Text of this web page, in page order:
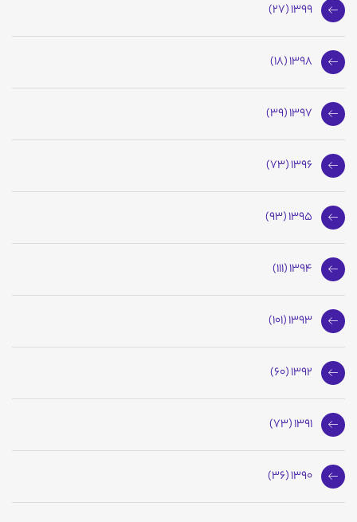
1399 (27)
1398 (18)
1397 (39)
1396 (73)
1395 (93)
1394 (111)
1393 (101)
1392 (60)
1391 (73)
1390 (36)